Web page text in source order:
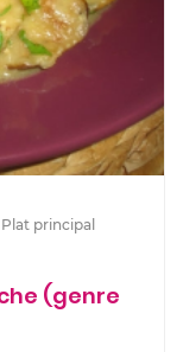
Plat principal
(genre